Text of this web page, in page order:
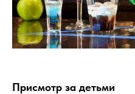
Присмотр за детьми